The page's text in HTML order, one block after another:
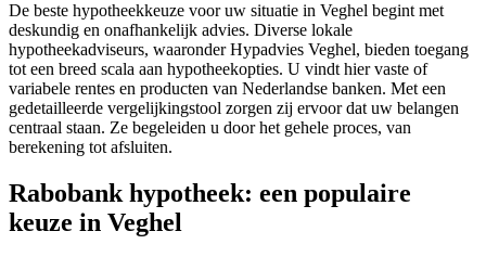
De beste hypotheekkeuze voor uw situatie in Veghel begint met
deskundig en onafhankelijk advies. Diverse lokale
hypotheekadviseurs, waaronder Hypadvies Veghel, bieden toegang
tot een breed scala aan hypotheekopties. U vindt hier vaste of
variabele rentes en producten van Nederlandse banken. Met een
gedetailleerde vergelijkingstool zorgen zij ervoor dat uw belangen
centraal staan. Ze begeleiden u door het gehele proces, van
berekening tot afsluiten.
Rabobank hypotheek: een populaire
keuze in Veghel